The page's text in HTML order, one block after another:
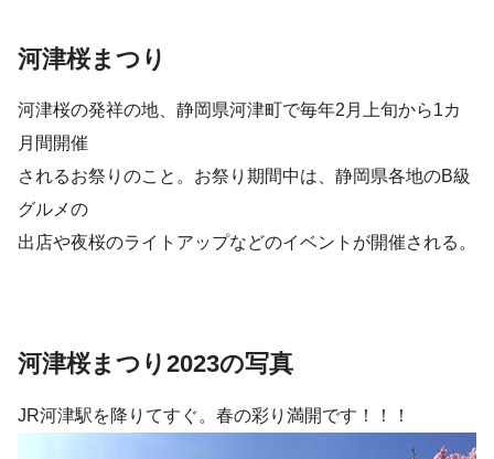
河津桜まつり
河津桜の発祥の地、静岡県河津町で毎年2月上旬から1カ
月間開催
されるお祭りのこと。お祭り期間中は、静岡県各地のB級
グルメの
出店や夜桜のライトアップなどのイベントが開催される。
河津桜まつり2023の写真
JR河津駅を降りてすぐ。春の彩り満開です！！！